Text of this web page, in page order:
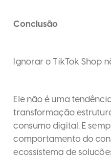
Conclusão
Ignorar o TikTok Shop
Ele não é uma
transformação
consumo digital. E
comportamento do
ecossistema de